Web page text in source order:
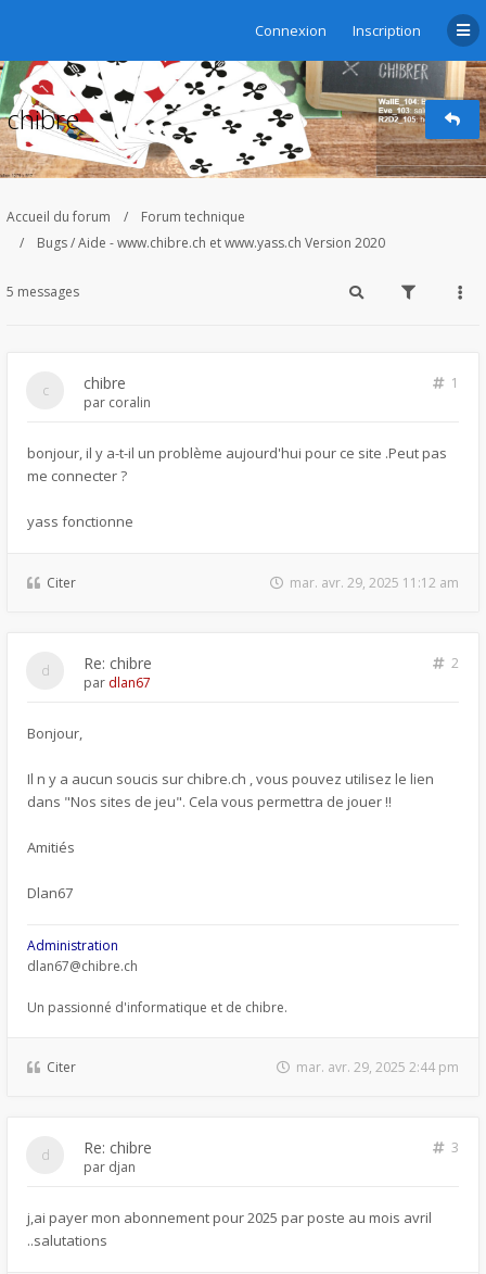
Connexion Inscription
chibre
Accueil du forum
Forum technique
Bugs / Aide - www.chibre.ch et www.yass.ch Version 2020
5 messages
chibre
1
par coralin
bonjour, il y a-t-il un problème aujourd'hui pour ce site .Peut pas
me connecter ?
yass fonctionne
Citer mar. avr. 29, 2025 11:12 am
Re: chibre
2
par dlan67
Bonjour,
Il n y a aucun soucis sur chibre.ch , vous pouvez utilisez le lien
dans "Nos sites de jeu". Cela vous permettra de jouer !!
Amitiés
Dlan67
Administration
dlan67@chibre.ch
Un passionné d'informatique et de chibre.
Citer mar. avr. 29, 2025 2:44 pm
Re: chibre
3
par djan
j,ai payer mon abonnement pour 2025 par poste au mois avril
..salutations